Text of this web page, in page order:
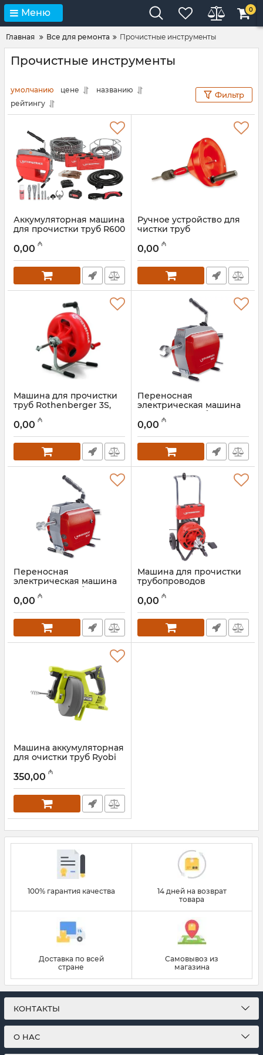
Меню 0
Главная Все для ремонта Прочистные инструменты
Прочистные инструменты
умолчанию цене
названию
рейтингу
Фильтр
Аккумуляторная машина
для прочистки труб R600
1000003346
Артикул: 044001086
0,00 ₼
Ручное устройство для
чистки труб
H+E 72095
Артикул: 044001026
0,00 ₼
Машина для прочистки
труб Rothenberger 3S,
Артикул:
0,00 ₼
Переносная
электрическая машина
для чистки труб
Rothenberger R600,
Артикул: 044001024
0,00 ₼
Переносная
электрическая машина
для чистки труб 800Вт
Rothenberger R650,
Артикул: 044001023
0,00 ₼
Машина для прочистки
трубопроводов
13, 1000001711
Артикул: 044001004
0,00 ₼
Машина аккумуляторная
для очистки труб Ryobi
Артикул:
350,00 ₼
100% гарантия качества
14 дней на возврат
товара
Доставка по всей
стране
Самовывоз из
магазина
КОНТАКТЫ
О НАС